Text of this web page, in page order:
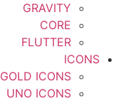
GRAVITY
CORE
FLUTTER
ICONS
GOLD ICONS
UNO ICONS